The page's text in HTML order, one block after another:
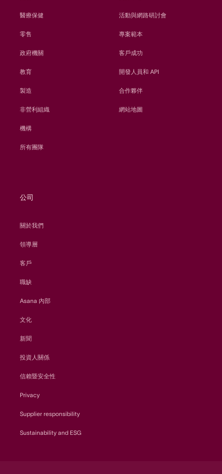
醫療保健
零售
政府機關
教育
製造
非營利組織
機構
所有團隊
活動與網路研討會
專案範本
客戶成功
開發人員和 API
合作夥伴
網站地圖
公司
關於我們
領導層
客戶
職缺
Asana 內部
文化
新聞
投資人關係
信賴暨安全性
Privacy
Supplier responsibility
Sustainability and ESG